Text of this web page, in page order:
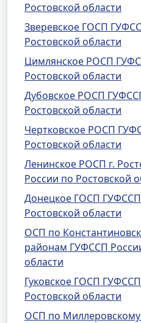
Ростовской области
Зверевское ГОСП
Ростовской области
Цимлянское РОСП
Ростовской области
Дубовское РОСП
Ростовской области
Чертковское РОСП
Ростовской области
Ленинское РОСП г.
России по Ростовской
Донецкое ГОСП
Ростовской области
ОСП по
районам ГУФССП
области
Гуковское ГОСП
Ростовской области
ОСП по Миллеровскому